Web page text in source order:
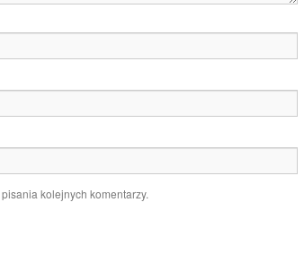
kolejnych komentarzy.